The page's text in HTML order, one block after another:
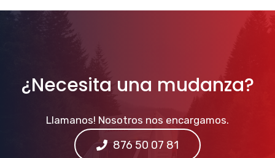
¿Necesita una mudanza?
Llamanos! Nosotros nos encargamos.
876 50 07 81